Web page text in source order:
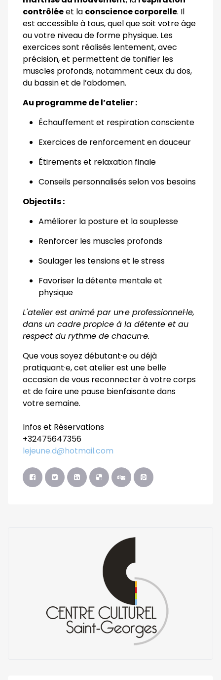
contrôléeet la conscience corporelle. Il
est accessible à tous, quel que soit votre âge
ou votre niveau de forme physique. Les
exercices sont réalisés lentement, avec
précision, et permettent de tonifier les
muscles profonds, notamment ceux du dos,
du bassin et de l’abdomen.
Au programme de l’atelier :
Échauffement et respiration consciente
Exercices de renforcement en douceur
Étirements et relaxation finale
Conseils personnalisés selon vos besoins
Objectifs :
Améliorer la posture et la souplesse
Renforcer les muscles profonds
Soulager les tensions et le stress
Favoriser la détente mentale et
physique
L'atelier est animé par un·e professionnel·le,
dans un cadre propice à la détente et au
respect du rythme de chacun·e.
Que vous soyez débutant·e ou déjà
pratiquant·e, cet atelier est une belle
occasion de vous reconnecter à votre corps
et de faire une pause bienfaisante dans
votre semaine.
Infos et Réservations
+32475647356
lejeune.d@hotmail.com